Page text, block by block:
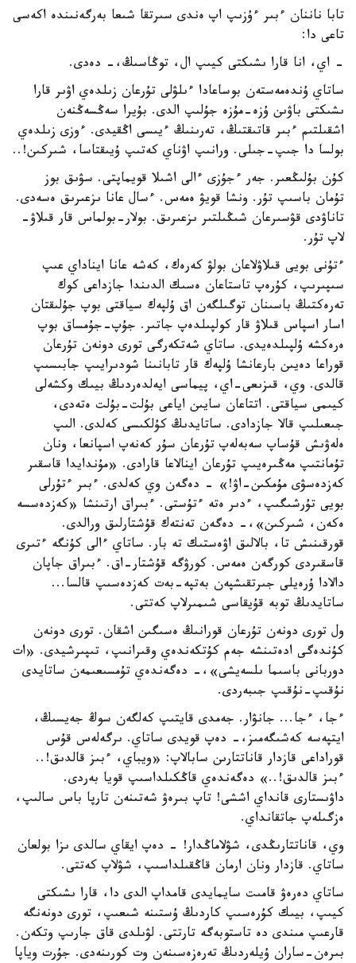
تابا ناننان ءبىر ءۇزىپ اپ ەندى سىرتقا شىعا بەرگەنىندە اكەسى
تاعى دا:
- اي، انا قارا ىشىكتى كيىپ ال، توڭاسىڭ،- دەدى.
ساتاي ۇندەمەستەن بوساعادا ءىلۋلى تۇرعان زىلدەي اۋىر قارا
ىشىكتى باۋىن ۇزە-مۇزە جۇلىپ الدى. بۇيرا سەڭسەڭنەن
اشقىلتىم ءبىر قاتىقتىڭ، تەرىنىڭ ءيىسى اڭقيدى. ءوزى زىلدەي
بولسا دا جىپ-جىلى. ورانىپ اۋناي كەتىپ ۇيىقتاسا، شىركىن!..
كۇن بۇلىڭعىر. جەر ءجۇزى ءالى اشىلا قويماپتى. سۋىق بوز
تۇمان باسىپ تۇر. ونشا قويۋ ەمەس. ءسال عانا ىزعىرىق ەسەدى.
تاناۋدى قۋسىرعان شىڭىلتىر ىزعىرىق. بولار-بولماس قار قىلاۋ-
لاپ تۇر.
ءتۇنى بويى قىلاۋلاعان بولۋ كەرەك، كەشە عانا ايناداي عىپ
سىپىرىپ، كۇرەپ تاستاعان ەسىك الدىندا جازداعى كوك
تەرەكتىڭ باسىنان توگىلگەن اق ۇلپەك سياقتى بوپ جۇلىقتان
اسار اسپاس قىلاۋ قار كولپىلدەپ جاتىر. جۇپ-جۇمساق بوپ
ەرەكشە ۇلپىلدەيدى. ساتاي شەتكەرگى تورى دونەن تۇرعان
قوراعا دەيىن بارعانشا ۇلپەك قار تابانىنا شودىرايىپ جابىسىپ
قالدى. وي، قىزىعى-اي، پيماسى ايەلدەردىڭ بيىك وكشەلى
كيىمى سياقتى. اتتاعان سايىن اياعى بۇلت-بۇلت ەتەدى،
جىعىلىپ قالا جازدادى. ساتايدىڭ كۇلكىسى كەلدى. الىپ
ەلەۋىش قۇساپ سەبەلەپ تۇرعان سۇر كەنەپ اسپانعا، ونان
تۇمانتىپ مەڭىرەيىپ تۇرعان اينالاعا قارادى. «مۇندايدا قاسقىر
كەزدەسۋى مۇمكىن-اۋ!» - دەگەن وي كەلدى. ءبىر ءتۇرلى
بويى تۇرشىگىپ، ءدىر ەتە ءتۇستى. ءبىراق ارتىنشا «كەزدەسسە
ەكەن، شىركىن»،- دەگەن تەنتەك قۇشتارلىق ورالدى.
قورقىنىش تا، بالالىق اۋەستىك تە بار. ساتاي ءالى كۇنگە ءتىرى
قاسقىردى كورگەن ەمەس. كورۋگە قۇشتار-اق. ءبىراق جاپان
دالادا ۇرەيلى جىرتقىشپەن بەتپە-بەت كەزدەسىپ قالسا...
ساتايدىڭ توبە قۇيقاسى شىمىرلاپ كەتتى.
ول تورى دونەن تۇرعان قورانىڭ ەسىگىن اشقان. تورى دونەن
كۇندەگى ادەتىنشە جەم كۇتكەندەي وقىرانىپ، تىپىرشيدى. «ات
دوربانى باسىما ىلسەيشى»،- دەگەندەي تۇمسىعىمەن ساتايدى
نۇقىپ-نۇقىپ جىبەردى.
ءجا، ءجا... جانۋار. جەمدى قايتىپ كەلگەن سوڭ جەيسىڭ،
ايتپەسە كەشىگەمىز،- دەپ قويدى ساتاي. ىرگەلەس قۇس
قوراداعى قازدار قاناتتارىن سابالاپ: «ويباي، ءبىز قالدىق!..
ءبىز قالدىق!..» دەگەندەي قاڭكىلداسىپ قويا بەردى.
داۋىستارى قانداي اششى! تاپ بىرەۋ شەتىنەن تارپا باس سالىپ،
ەزگىلەپ جاتقانداي.
وي، قاناتتارىڭدى، شۋلاماڭدار! - دەپ ايقاي سالدى ىزا بولعان
ساتاي. قازدار ونان ارمان قاڭقىلداسىپ، شۋلاپ كەتتى.
ساتاي دەرەۋ قامىت سايمايدى قامداپ الدى دا، قارا ىشىكتى
كيىپ، بيىك كۇرەسىپ كاردىڭ ۇستىنە شىعىپ، تورى دونەنگە
قارعىپ مىندى دە تاستوبەگە تارتتى. لۋىلدى قاق جارىپ وتكەن.
بىرەن-ساران ۇيلەردىڭ تەرەزەسىنەن وت كورىنەدى. جۇرت وياپا